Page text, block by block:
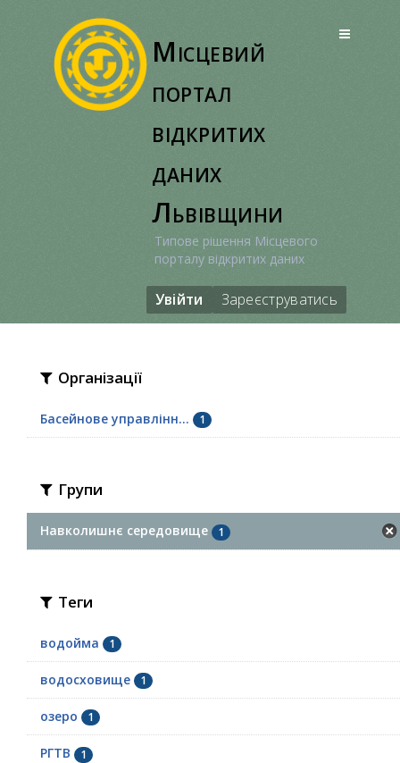
Місцевий
портал
відкритих
даних
Львівщини
Типове рішення Місцевого
порталу відкритих даних
Увійти Зареєструватись
Організації
Басейнове управлінн... 1
Групи
Навколишнє середовище 1
Теги
водойма 1
водосховище 1
озеро 1
РГТВ 1